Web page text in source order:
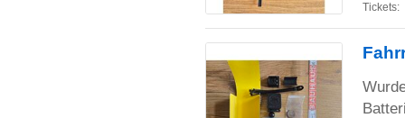
Tickets: